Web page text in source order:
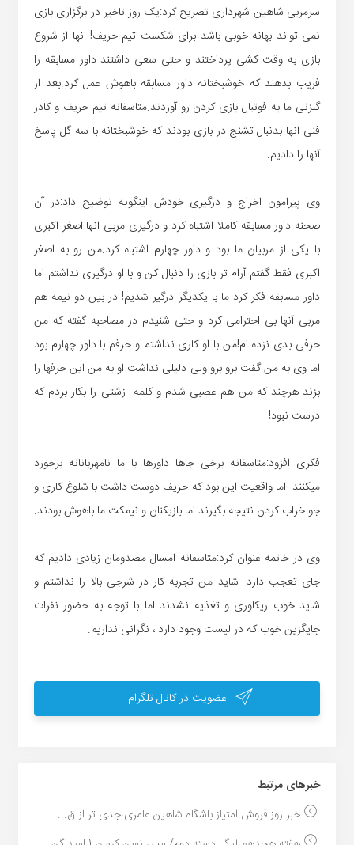
سرمربی شاهین شهرداری تصریح کرد:یک روز تاخیر در برگزاری بازی
نمی تواند بهانه خوبی باشد برای شکست تیم حریف! انها از شروع
بازی به وقت کشی پرداختند و حتی سعی داشتند داور مسابقه را
فریب بدهند که خوشبختانه داور مسابقه باهوش عمل کرد.بعد از
گلزنی ما به فوتبال بازی کردن رو آوردند.متاسفانه تیم حریف و کادر
فنی انها بدنبال تشنج در بازی بودند که خوشبختانه با سه گل پاسخ
آنها را دادیم.
وی پیرامون اخراج و درگیری خودش اینگونه توضیح داد:در آن
صحنه داور مسابقه کاملا اشتباه کرد و درگیری مربی انها اصغر اکبری
با یکی از مربیان ما بود و داور چهارم اشتباه کرد.من رو به اصغر
اکبری فقط گفتم آرام تر بازی را دنبال کن و با او درگیری نداشتم اما
داور مسابقه فکر کرد ما با یکدیگر درگیر شدیم! در بین دو نیمه هم
مربی آنها بی احترامی کرد و حتی شنیدم در مصاحبه گفته که من
حرفی بدی نزده ام!من با او کاری نداشتم و حرفم با داور چهارم بود
اما وی به من گفت برو برو ولی دلیلی نداشت او به من این حرفها را
بزند هرچند که من هم عصبی شدم و کلمه زشتی را بکار بردم که
درست نبود!
فکری افزود:متاسفانه برخی جاها داورها با ما نامهربانانه برخورد
میکنند اما واقعیت این بود که حریف دوست داشت با شلوغ کاری و
جو خراب کردن نتیجه بگیرند اما بازیکنان و نیمکت ما باهوش بودند.
وی در خاتمه عنوان کرد:متاسفانه امسال مصدومان زیادی دادیم که
جای تعجب دارد .شاید من تجربه کار در شرجی بالا را نداشتم و
شاید خوب ریکاوری و تغذیه نشدند اما با توجه به حضور نفرات
جایگزین خوب که در لیست وجود دارد ، نگرانی نداریم.
عضویت در کانال تلگرام
خبر‌های مرتبط
خبر روز:فروش امتیاز باشگاه شاهین عامری،جدی تر از ق...